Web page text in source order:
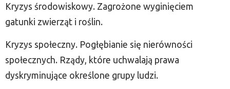
Kryzys środowiskowy. Zagrożone wyginięciem
gatunki zwierząt i roślin.
Kryzys społeczny. Pogłębianie się nierówności
społecznych. Rządy, które uchwalają prawa
dyskryminujące określone grupy ludzi.